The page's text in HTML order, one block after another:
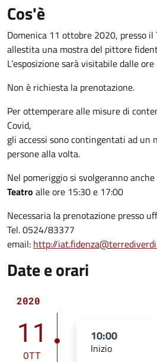
Cos'è
Domenica 11 ottobre 2020, presso il
allestita una mostra del pittore
L’esposizione sarà visitabile dalle
Non è richiesta la prenotazione.
Per ottemperare alle misure di
Covid,
gli accessi sono contingentati ad un
persone alla volta.
Nel pomeriggio si svolgeranno
Teatro alle ore 15:30 e 17:00
Necessaria la prenotazione presso
Tel. 0524/83377
email: http://
Date e orari
2020
11
OTT
10:00
Inizio